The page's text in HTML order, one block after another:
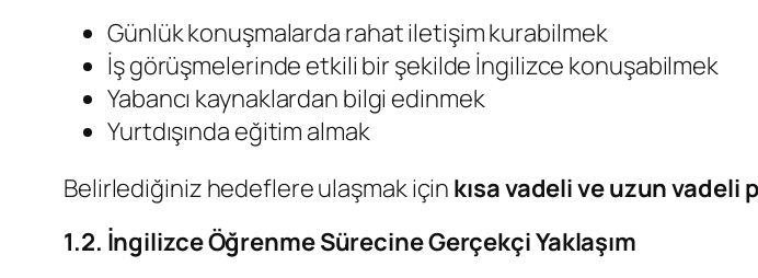
Günlük konuşmalarda rahat iletişim kurabilmek
İş görüşmelerinde etkili bir şekilde İngilizce konuşabilmek
Yabancı kaynaklardan bilgi edinmek
Yurtdışında eğitim almak
Belirlediğiniz hedeflere ulaşmak için kısa vadeli ve uzun vadeli
1.2. İngilizce Öğrenme Sürecine Gerçekçi Yaklaşım